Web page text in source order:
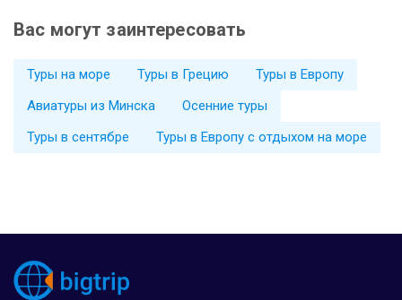
Вас могут заинтересовать
Туры на море Туры в Грецию
Туры в Европу
Авиатуры из Минска
Осенние туры
Туры в сентябре
Туры в Европу с отдыхом на море